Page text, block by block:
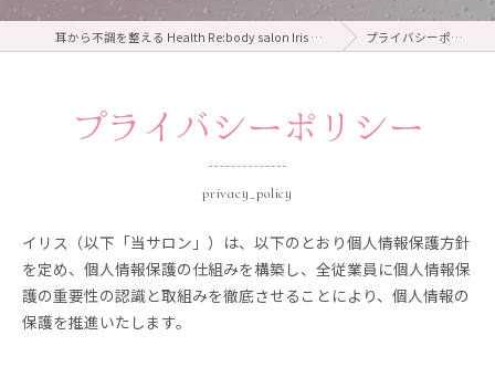
耳から不調を整える Health Re:body salon Iris ～イリス～ プライバシーポリシー
プライバシーポリシー
privacy_policy
イリス（以下「当サロン」）は、以下のとおり個人情報保護方針
を定め、個人情報保護の仕組みを構築し、全従業員に個人情報保
護の重要性の認識と取組みを徹底させることにより、個人情報の
保護を推進いたします。